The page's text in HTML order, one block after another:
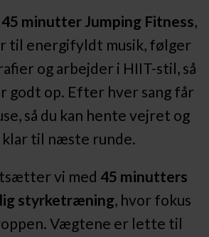
45 minutter Jumping Fitness,
til energifyldt musik, følger
og arbejder i HIIT-stil, så
godt op. Efter hver sang får
så du kan hente vejret og
til næste runde.
vi med 45 minutters
styrketræning, hvor fokus
Vægtene er lette til